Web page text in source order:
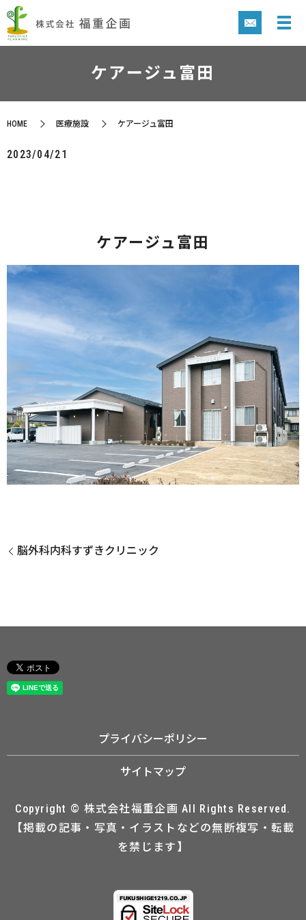
ケアージュ富田
HOME 医療施設 ケアージュ富田
2023/04/21
ケアージュ富田
脳外科内科すずきクリニック
プライバシーポリシー
サイトマップ
Copyright © 株式会社福重企画 All Rights Reserved.
【掲載の記事・写真・イラストなどの無断複写・転載
を禁じます】